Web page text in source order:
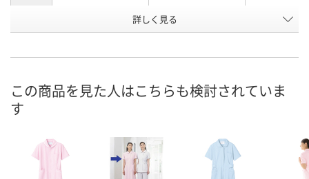
サックスブルー（水
色）／白
ミント／白
お申込番
在庫 あり わずか 直送品
数量 数量
お取り扱い
詳しく見る
この商品を見た人はこちらも検討されていま
す